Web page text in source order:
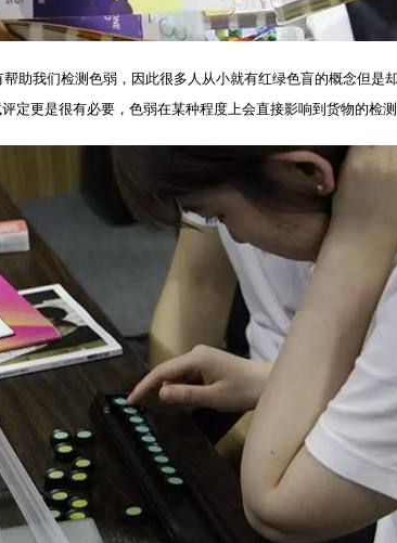
我们检测色弱，因此很多人从小就有红绿色盲的概念但是
更是很有必要，色弱在某种程度上会直接影响到货物的检测